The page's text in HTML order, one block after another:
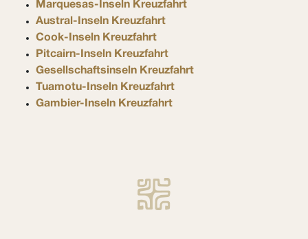
Marquesas-Inseln Kreuzfahrt
Austral-Inseln Kreuzfahrt
Cook-Inseln Kreuzfahrt
Pitcairn-Inseln Kreuzfahrt
Gesellschaftsinseln Kreuzfahrt
Tuamotu-Inseln Kreuzfahrt
Gambier-Inseln Kreuzfahrt